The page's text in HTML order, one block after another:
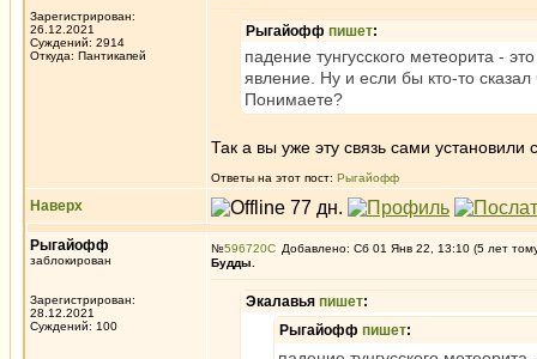
Зарегистрирован:
26.12.2021
Суждений: 2914
Откуда: Пантикапей
Рыгайофф пишет:
падение тунгусского метеорита -
явление. Ну и если бы кто-то
Понимаете?
Так а вы уже эту связь сами
Ответы на этот пост: Рыгайофф
Наверх
Рыгайофф
заблокирован
Зарегистрирован:
28.12.2021
Суждений: 100
№596720
Добавлено: Сб 01 Янв 22, 13:10 (5 лет
Будды.
Экалавья пишет:
Рыгайофф пишет: